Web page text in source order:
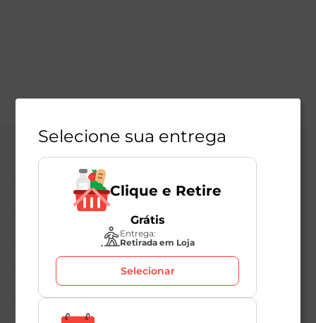
Central de Atendimento
Institucional
Políticas Mambo
Atedimento ao Consumidor
Nossas Redes
Selecione sua entrega
Clique e Retire
Grátis
Entrega:
Retirada em Loja
Selecionar